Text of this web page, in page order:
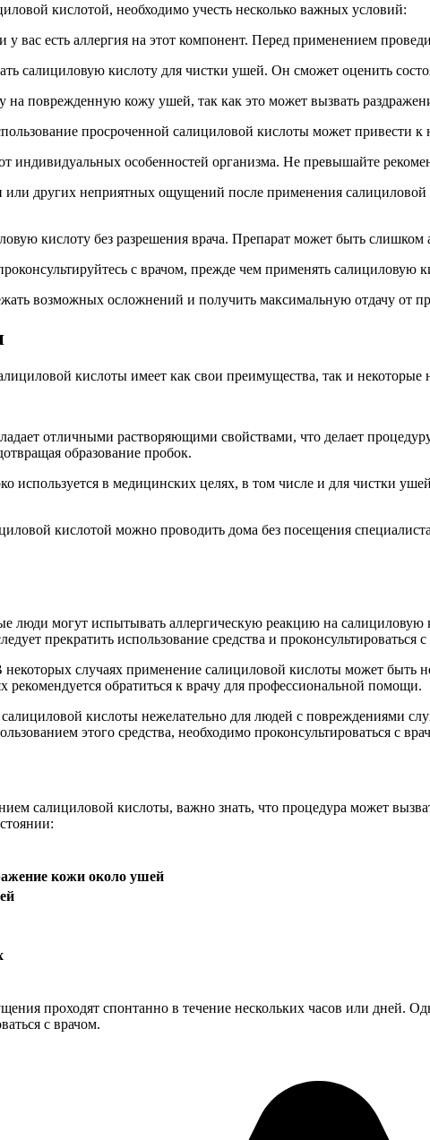
кислотой, необходимо учесть несколько важных условий:
у вас есть аллергия на этот компонент. Перед применением
салициловую кислоту для чистки ушей. Он сможет оценить
на поврежденную кожу ушей, так как это может вызвать
просроченной салициловой кислоты может привести к
индивидуальных особенностей организма. Не превышайте
других неприятных ощущений после применения салициловой
кислоту без разрешения врача. Препарат может быть
с врачом, прежде чем применять салициловую
возможных осложнений и получить максимальную отдачу от
кислоты имеет как свои преимущества, так и некоторые
отличными растворяющими свойствами, что делает
образование пробок.
используется в медицинских целях, в том числе и для чистки
кислотой можно проводить дома без посещения
люди могут испытывать аллергическую реакцию на салициловую
прекратить использование средства и проконсультироваться с
некоторых случаях применение салициловой кислоты может
рекомендуется обратиться к врачу для профессиональной помощи.
кислоты нежелательно для людей с повреждениями
этого средства, необходимо проконсультироваться с
салициловой кислоты, важно знать, что процедура может
кожи около ушей
проходят спонтанно в течение нескольких часов или дней.
с врачом.